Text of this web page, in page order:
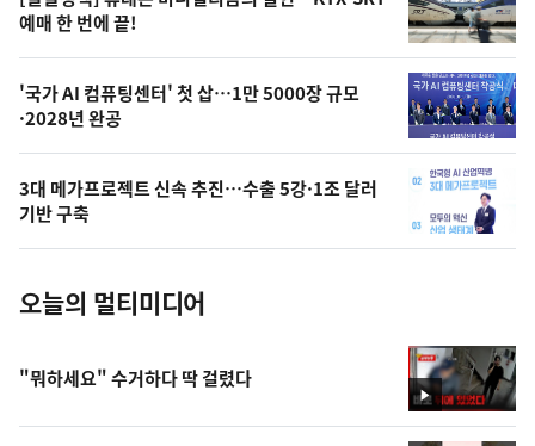
상
오
늘
사
진
예매 한 번에 끝!
'국가 AI 컴퓨팅센터' 첫 삽…1만 5000장 규모
·2028년 완공
3대 메가프로젝트 신속 추진…수출 5강·1조 달러
기반 구축
오늘의 멀티미디어
영
상
"뭐하세요" 수거하다 딱 걸렸다